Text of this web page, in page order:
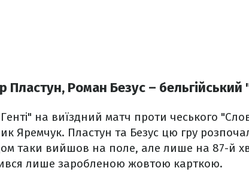
Пластун, Роман Безус – бельгійський
на виїздний матч проти чеського
Яремчук. Пластун та Безус цю гру
таки вийшов на поле, але лише на 87-й
лише заробленою жовтою карткою.